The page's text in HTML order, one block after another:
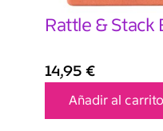
Rattle & Stack
14,95 €
Añadir al carrito